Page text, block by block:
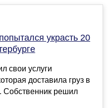
украсть 20
свои услуги
доставила груз в
Собственник решил